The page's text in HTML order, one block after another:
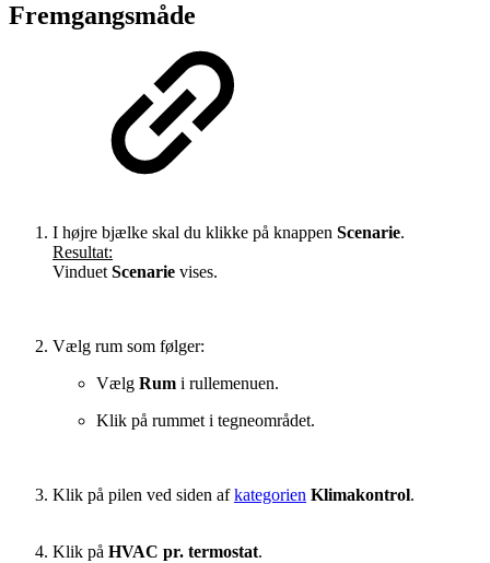
Fremgangsmåde
I højre bjælke skal du klikke på knappen Scenarie.
Resultat:
Vinduet Scenarie vises.
Vælg rum som følger:
Vælg Rum i rullemenuen.
Klik på rummet i tegneområdet.
Klik på pilen ved siden afkategorien Klimakontrol.
Klik på HVAC pr. termostat.